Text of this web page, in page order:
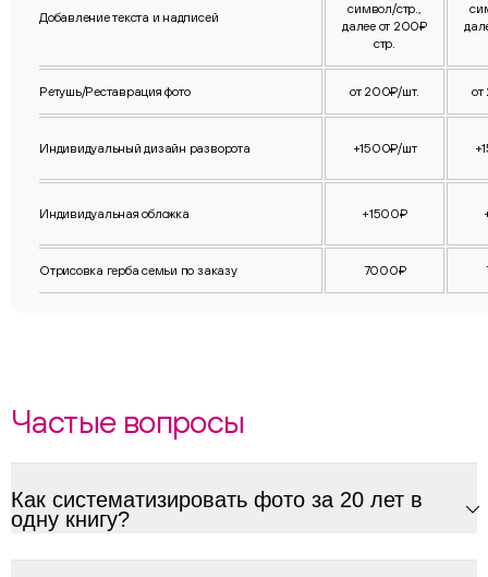
Добавление текста и надписей
символ/стр.,
далее от 200₽
стр.
Ретушь/Реставрация фото от 200₽/шт.
Индивидуальный дизайн разворота +1500₽/шт
Индивидуальная обложка +1500₽
Отрисовка герба семьи по заказу 7000₽
Частые вопросы
Как систематизировать фото за 20 лет в
одну книгу?